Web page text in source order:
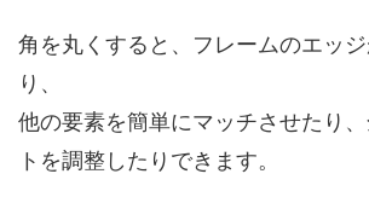
角を丸くすると、フレームのエッ
り、
他の要素を簡単にマッチさせたり
トを調整したりできます。